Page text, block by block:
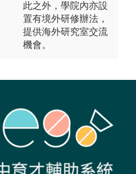
此之外，學院內亦設
置有境外研修辦法，
提供海外研究室交流
機會。